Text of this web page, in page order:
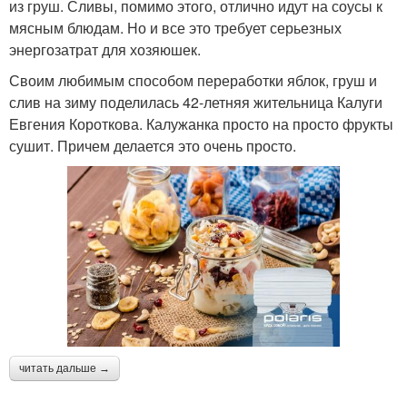
из груш. Сливы, помимо этого, отлично идут на соусы к
мясным блюдам. Но и все это требует серьезных
энергозатрат для хозяюшек.
Своим любимым способом переработки яблок, груш и
слив на зиму поделилась 42-летняя жительница Калуги
Евгения Короткова. Калужанка просто на просто фрукты
сушит. Причем делается это очень просто.
читать дальше →